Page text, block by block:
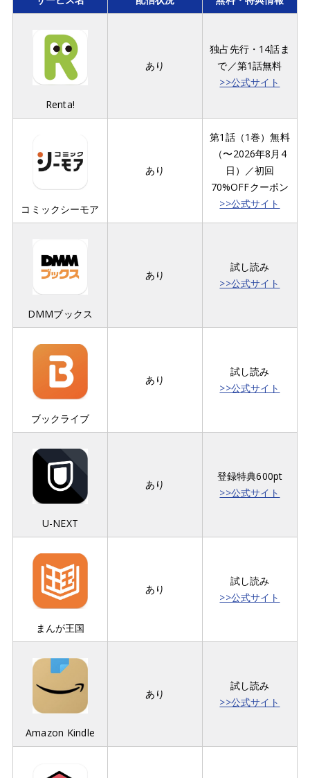
Renta!
あり
独占先行・14話ま
で／第1話無料
>>公式サイト
コミックシーモア
あり
第1話（1巻）無料
（〜2026年8月4
日）／初回
70%OFFクーポン
>>公式サイト
DMMブックス
あり
試し読み
>>公式サイト
ブックライブ
あり
試し読み
>>公式サイト
U-NEXT
あり
登録特典600pt
>>公式サイト
まんが王国
あり
試し読み
>>公式サイト
Amazon Kindle
あり
試し読み
>>公式サイト